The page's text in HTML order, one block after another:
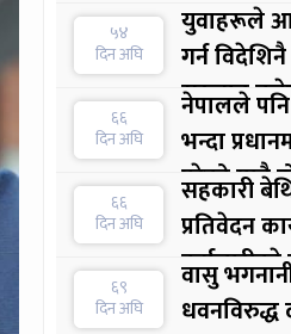
५४
दिन अघि
युवाहरूले
गर्न विदेशिनै
सुरुवात
अर्थमन्त्री
६६
दिन अघि
नेपालले
भन्दा
परेको मात्रै
प्रवक्ता
६६
दिन अघि
सहकारी
प्रतिवेदन
६९
दिन अघि
वासु
धवनविरुद्ध